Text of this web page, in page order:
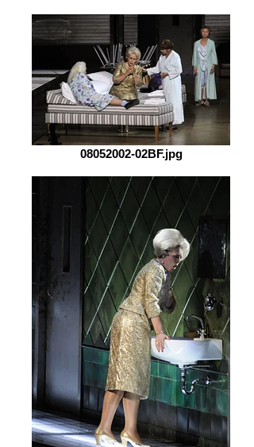
08052002-02BF.jpg